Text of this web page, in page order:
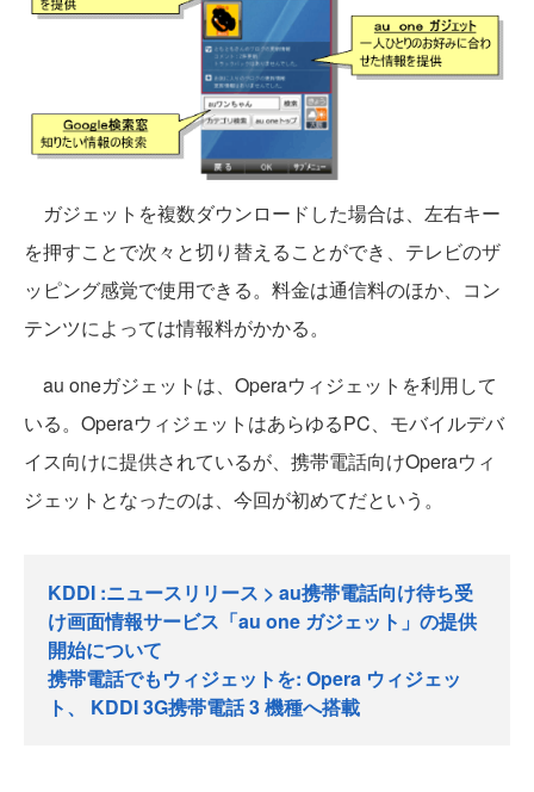
ガジェットを複数ダウンロードした場合は、左右キー
を押すことで次々と切り替えることができ、テレビのザ
ッピング感覚で使用できる。料金は通信料のほか、コン
テンツによっては情報料がかかる。
au oneガジェットは、Operaウィジェットを利用して
いる。OperaウィジェットはあらゆるPC、モバイルデバ
イス向けに提供されているが、携帯電話向けOperaウィ
ジェットとなったのは、今回が初めてだという。
KDDI :ニュースリリース > au携帯電話向け待ち受
け画面情報サービス「au one ガジェット」の提供
開始について
携帯電話でもウィジェットを: Opera ウィジェッ
ト、 KDDI 3G携帯電話 3 機種へ搭載